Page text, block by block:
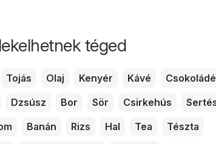
téged
Tojás Olaj Kenyér Kávé
Csokoládé
Dzsúsz Bor Sör Csirkehús
Banán Rizs Hal Tea
Tészta